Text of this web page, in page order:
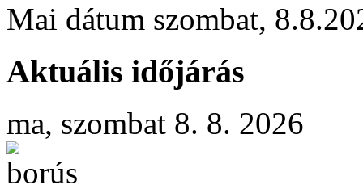
Mai dátum szombat,
Aktuális időjárás
ma, szombat 8. 8. 2026